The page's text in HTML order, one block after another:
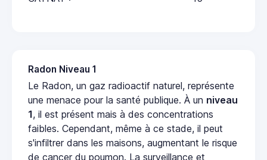
Radon Niveau 1
Le Radon, un gaz radioactif naturel, représente
une menace pour la santé publique. À un niveau
1, il est présent mais à des concentrations
faibles. Cependant, même à ce stade, il peut
s'infiltrer dans les maisons, augmentant le risque
de cancer du poumon. La surveillance et